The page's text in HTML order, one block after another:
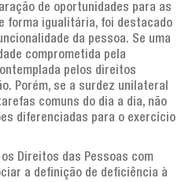
de oportunidades para as
forma igualitária, foi destacado
da pessoa. Se uma
comprometida pela
pelos direitos
Porém, se a surdez unilateral
comuns do dia a dia, não
diferenciadas para o exercício
os Direitos das Pessoas com
a definição de deficiência à